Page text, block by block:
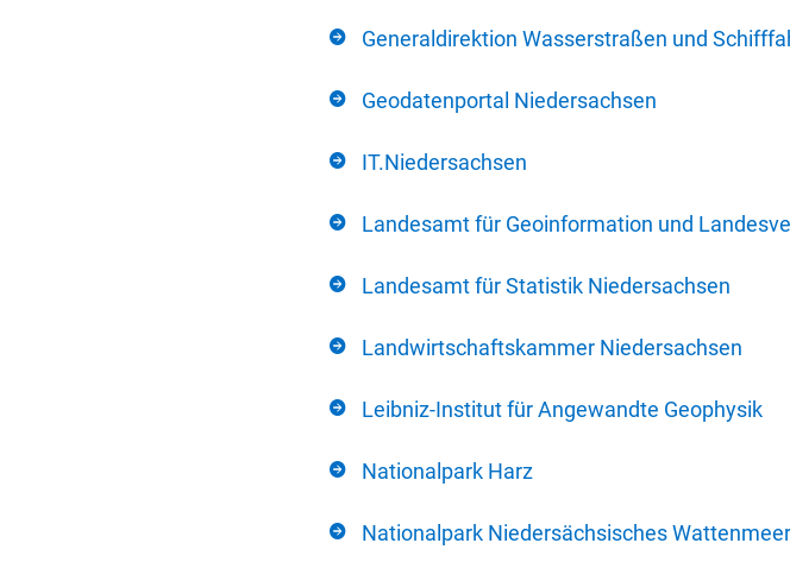
Generaldirektion Wasserstraßen und
Geodatenportal Niedersachsen
IT.Niedersachsen
Landesamt für Geoinformation und
Landesamt für Statistik Niedersachsen
Landwirtschaftskammer Niedersachsen
Leibniz-Institut für Angewandte Geophysik
Nationalpark Harz
Nationalpark Niedersächsisches Wattenmeer